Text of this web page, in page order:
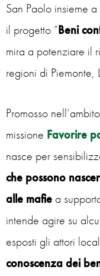
San Paolo insieme a
il progetto “Beni
mira a potenziare il
regioni di Piemonte,
Promosso
missione Favorire
nasce per
che possono
alle mafie a
intende agire su
esposti gli attori
conoscenza dei